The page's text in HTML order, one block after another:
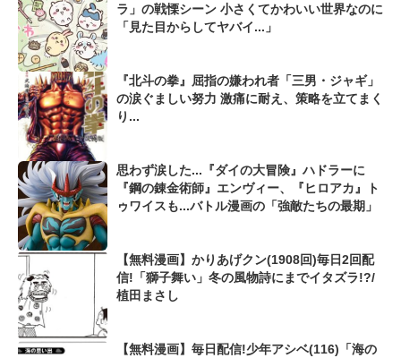
ラ」の戦慄シーン 小さくてかわいい世界なのに
「見た目からしてヤバイ...」
『北斗の拳』屈指の嫌われ者「三男・ジャギ」
の涙ぐましい努力 激痛に耐え、策略を立てまく
り...
思わず涙した...『ダイの大冒険』ハドラーに
『鋼の錬金術師』エンヴィー、『ヒロアカ』ト
ゥワイスも...バトル漫画の「強敵たちの最期」
【無料漫画】かりあげクン(1908回)毎日2回配
信!「獅子舞い」冬の風物詩にまでイタズラ!?/
植田まさし
【無料漫画】毎日配信!少年アシベ(116)「海の